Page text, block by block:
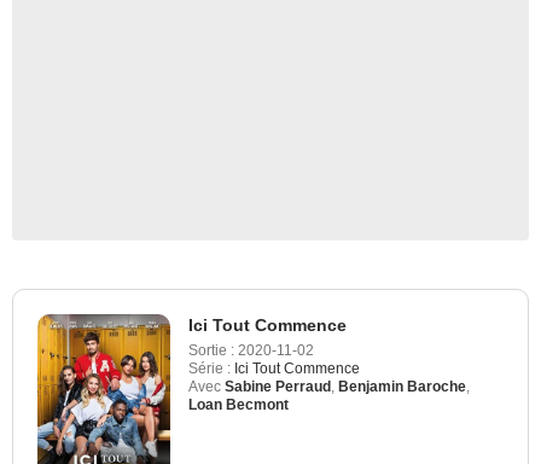
Ici Tout Commence
Sortie : 2020-11-02
Série : Ici Tout Commence
Avec Sabine Perraud Benjamin Baroche
Loan Becmont